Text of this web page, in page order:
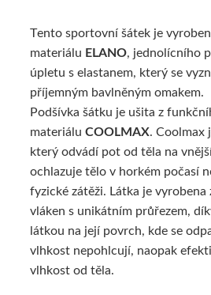
Tento sportovní šátek je
materiálu ELANO , jednolícního
úpletu s elastanem, který se
příjemným bavlněným omakem.
Podšívka šátku je ušita z
materiáluCOOLMAX .
který odvádí pot od těla na
ochlazuje tělo v horkém počasí
fyzické zátěži. Látka je
vláken s unikátním průřezem,
látkou na její povrch, kde se
vlhkost nepohlcují, naopak
vlhkost od těla.